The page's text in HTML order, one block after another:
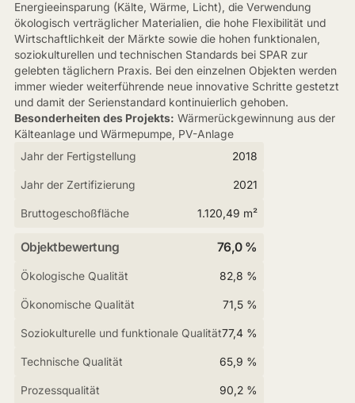
Energieeinsparung (Kälte, Wärme, Licht), die Verwendung
ökologisch verträglicher Materialien, die hohe Flexibilität und
Wirtschaftlichkeit der Märkte sowie die hohen funktionalen,
soziokulturellen und technischen Standards bei SPAR zur
gelebten täglichern Praxis. Bei den einzelnen Objekten werden
immer wieder weiterführende neue innovative Schritte gestetzt
und damit der Serienstandard kontinuierlich gehoben.
Besonderheiten des Projekts: Wärmerückgewinnung aus der
Kälteanlage und Wärmepumpe, PV-Anlage
Jahr der Fertigstellung
2018
Jahr der Zertifizierung 2021
Bruttogeschoßfläche 1.120,49 m²
Objektbewertung 76,0 %
Ökologische Qualität 82,8 %
Ökonomische Qualität 71,5 %
Soziokulturelle und funktionale Qualität77,4 %
Technische Qualität 65,9 %
Prozessqualität 90,2 %